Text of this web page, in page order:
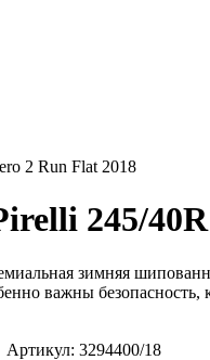
2 Run Flat 2018
245/
зимняя
важны
Артикул: 3294400/18